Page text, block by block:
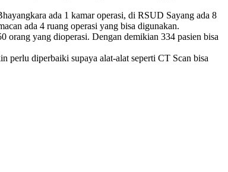
ada 1 kamar operasi, di RSUD Sayang ada 8
ada 4 ruang operasi yang bisa digunakan.
orang yang dioperasi. Dengan demikian 334 pasien bisa
perlu diperbaiki supaya alat-alat seperti CT Scan bisa